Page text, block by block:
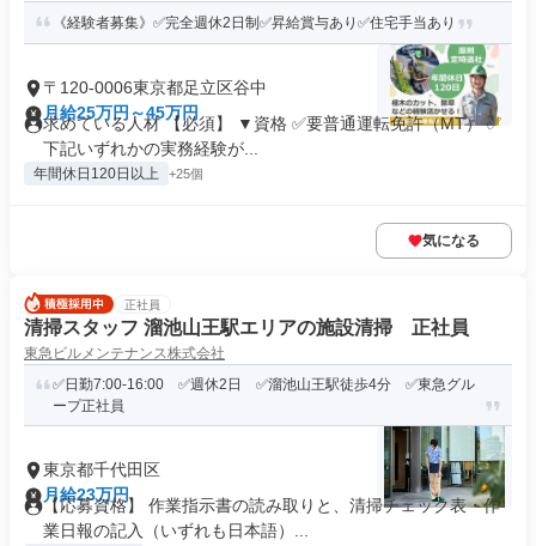
《経験者募集》✅完全週休2日制✅昇給賞与あり✅住宅手当あり
〒120-0006東京都足立区谷中
月給25万円～45万円
求めている人材 【必須】 ▼資格 ✅要普通運転免許（MT） ✅
下記いずれかの実務経験が...
年間休日120日以上 +25個
気になる
正社員
清掃スタッフ 溜池山王駅エリアの施設清掃 正社員
東急ビルメンテナンス株式会社
✅日勤7:00-16:00 ✅週休2日 ✅溜池山王駅徒歩4分 ✅東急グル
ープ正社員
東京都千代田区
月給23万円
【応募資格】 作業指示書の読み取りと、清掃チェック表・作
業日報の記入（いずれも日本語）...